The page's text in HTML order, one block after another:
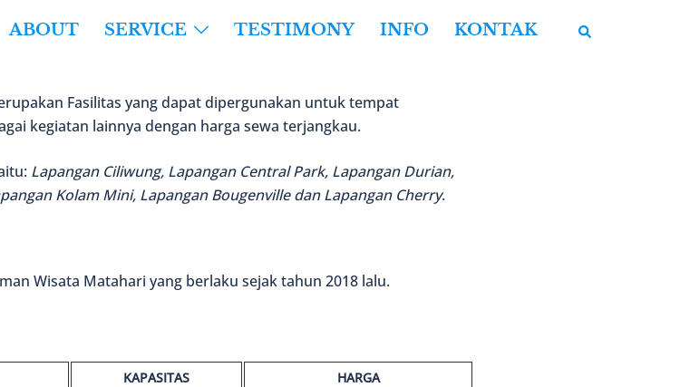
ABOUT SERVICE TESTIMONY INFO KONTAK Cari
Fasilitas yang dapat dipergunakan untuk tempat
kegiatan lainnya dengan harga sewa terjangkau.
Lapangan Ciliwung, Lapangan Central Park, Lapangan Durian,
Kolam Mini, Lapangan Bougenville dan Lapangan Cherry.
Wisata Matahari yang berlaku sejak tahun 2018 lalu.
KAPASITAS
HARGA